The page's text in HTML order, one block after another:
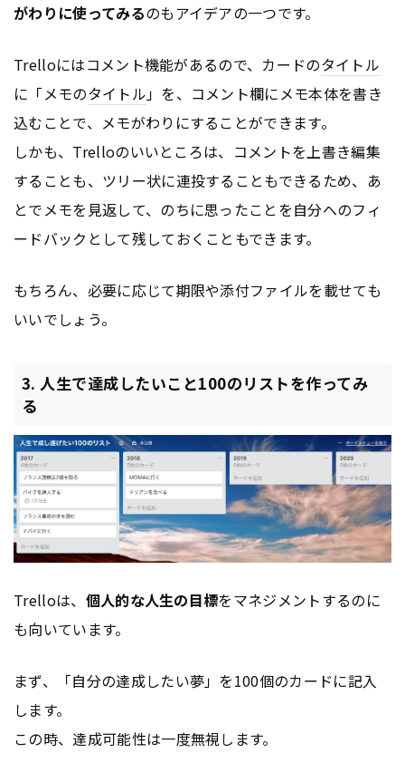
がわりに使ってみるのもアイデアの一つです。
Trelloにはコメント機能があるので、カードのタイトル
に「メモのタイトル」を、コメント欄にメモ本体を書き
込むことで、メモがわりにすることができます。
しかも、Trelloのいいところは、コメントを上書き編集
することも、ツリー状に連投することもできるため、あ
とでメモを見返して、のちに思ったことを自分へのフィ
ードバックとして残しておくこともできます。
もちろん、必要に応じて期限や添付ファイルを載せても
いいでしょう。
3. 人生で達成したいこと100のリストを作ってみ
る
Trelloは、 個人的な人生の目標をマネジメントするのに
も向いています。
まず、「自分の達成したい夢」を100個のカードに記入
します。
この時、達成可能性は一度無視します。